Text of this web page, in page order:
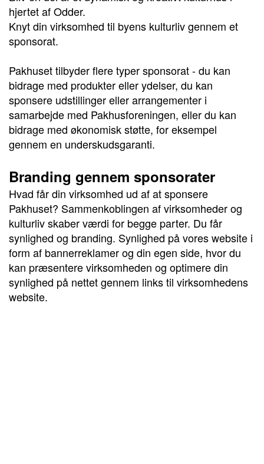
hjertet af Odder.
Knyt din virksomhed til byens kulturliv gennem et
sponsorat.
Pakhuset tilbyder flere typer sponsorat - du kan
bidrage med produkter eller ydelser, du kan
sponsere udstillinger eller arrangementer i
samarbejde med Pakhusforeningen, eller du kan
bidrage med økonomisk støtte, for eksempel
gennem en underskudsgaranti.
Branding gennem sponsorater
Hvad får din virksomhed ud af at sponsere
Pakhuset? Sammenkoblingen af virksomheder og
kulturliv skaber værdi for begge parter. Du får
synlighed og branding. Synlighed på vores website i
form af bannerreklamer og din egen side, hvor du
kan præsentere virksomheden og optimere din
synlighed på nettet gennem links til virksomhedens
website.